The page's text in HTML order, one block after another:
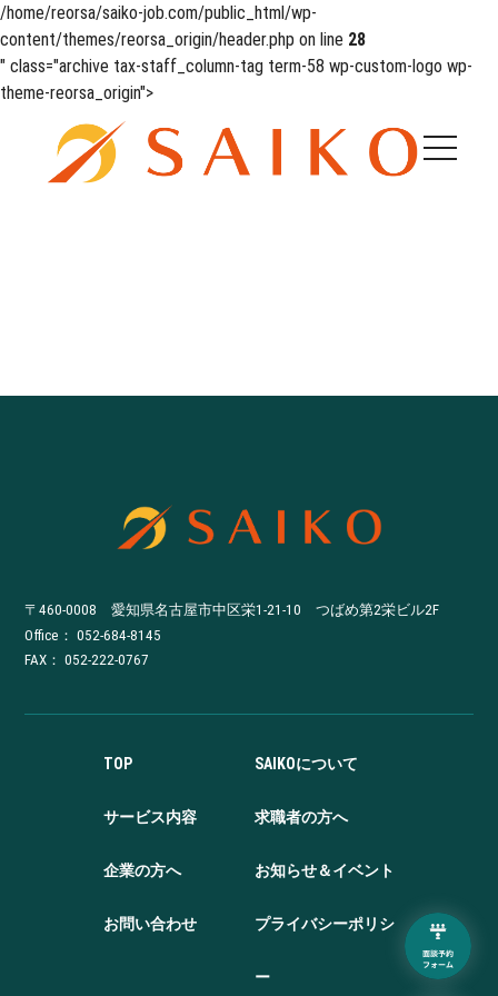
/home/reorsa/saiko-job.com/public_html/wp-
content/themes/reorsa_origin/header.php on line 28
" class="archive tax-staff_column-tag term-58 wp-custom-logo wp-
theme-reorsa_origin">
〒460-0008 愛知県名古屋市中区栄1-21-10 つばめ第2栄ビル2F
Office：052-684-8145
FAX： 052-222-0767
TOP SAIKOについて
サービス内容 求職者の方へ
企業の方へ お知らせ＆イベント
お問い合わせ プライバシーポリシ
ー